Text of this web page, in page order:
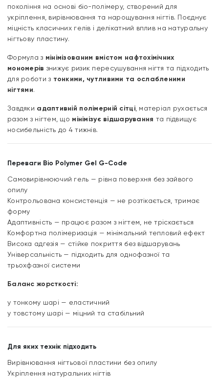
покоління на основі біо-полімеру, створений для
укріплення, вирівнювання та нарощування нігтів. Поєднує
міцність класичних гелів і делікатний вплив на натуральну
нігтьову пластину.
Формула з мінімізованим вмістом нафтохімічних
мономерів знижує ризик пересушування нігтя та підходить
для роботи з тонкими, чутливими та ослабленими
нігтями.
Завдяки адаптивній полімерній сітці, матеріал рухається
разом з нігтем, що мінімізує відшарування та підвищує
носибельність до 4 тижнів.
Переваги Bio Polymer Gel G-Code
Самовирівнюючий гель — рівна поверхня без зайвого
опилу
Контрольована консистенція — не розтікається, тримає
форму
Адаптивність — працює разом з нігтем, не тріскається
Комфортна полімеризація — мінімальний тепловий ефект
Висока адгезія — стійке покриття без відшарувань
Універсальність — підходить для однофазної та
трьохфазної системи
Баланс жорсткості:
у тонкому шарі — еластичний
у товстому шарі — міцний та стабільний
Для яких технік підходить
Вирівнювання нігтьової пластини без опилу
Укріплення натуральних нігтів